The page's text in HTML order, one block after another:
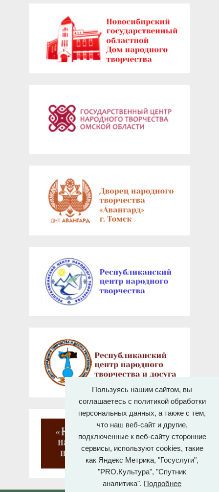
Пользуясь нашим сайтом, вы
соглашаетесь с политикой обработки
персональных данных, а также с тем,
что наш веб-сайт и другие,
подключенные к веб-сайту сторонние
сервисы, используют cookies, такие
как Яндекс Метрика, "Госуслуги",
"PRO.Культура", "Спутник
аналитика". Подробнее